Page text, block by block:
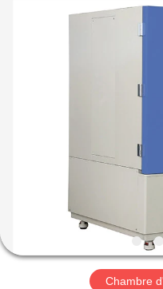
SUJET
DE
NOUS
Chambre